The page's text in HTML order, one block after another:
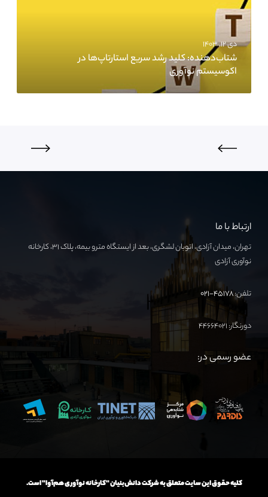
دی ۱۲, ۱۴۰۳
شتاب‌دهنده‌: کلید رشد سریع استارتاپ‌ها در
اکوسیستم نوآوری
ارتباط با ما
تهران، میدان آزادی، اتوبان لشگری، بعد از ایستگاه مترو بیمه، پلاک ۳۱، کارخانه
نوآوری آزادی
تلفن:۴۵۱۷۸-۰۲۱
دورنگار: ۴۴۶۶۴۰۲۱
عضو رسمی در:
کلیه حقوق این سایت متعلق به شرکت دانش‌بنیان "کارخانه نوآوری هم‌آوا" است.